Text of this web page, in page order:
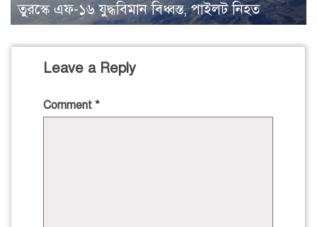
তুরস্কে এফ-১৬ যুদ্ধবিমান বিধ্বস্ত, পাইলট নিহত
Leave a Reply
Comment *